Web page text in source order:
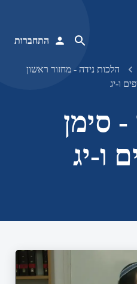
התחברות
הלכות נידה - מחזור ראשון
ו-יג
- סימן
ו-יג